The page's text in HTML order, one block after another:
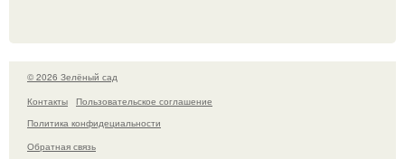
© 2026 Зелёный сад
Контакты
Пользовательское соглашение
Политика конфидециальности
Обратная связь